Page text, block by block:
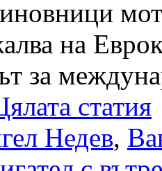
на
за
статия
Недев,